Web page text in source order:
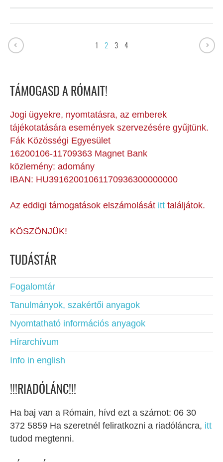
2 3 4
TÁMOGASD A RÓMAIT!
Jogi ügyekre, nyomtatásra, az emberek
tájékotatására események szervezésére gyűjtünk.
Fák Közösségi Egyesület
16200106-11709363 Magnet Bank
közlemény: adomány
IBAN: HU39162001061170936300000000
Az eddigi támogatások elszámolását itt találjátok.
KÖSZÖNJÜK!
TUDÁSTÁR
Fogalomtár
Tanulmányok, szakértői anyagok
Nyomtatható információs anyagok
Hírarchívum
Info in english
!!!RIADÓLÁNC!!!
Ha baj van a Rómain, hívd ezt a számot: 06 30
372 5859 Ha szeretnél feliratkozni a riadóláncra, itt
tudod megtenni.